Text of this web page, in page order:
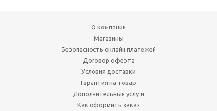
О компании
Магазины
Безопасность онлайн платежей
Договор оферта
Условия доставки
Гарантия на товар
Дополнительные услуги
Как оформить заказ